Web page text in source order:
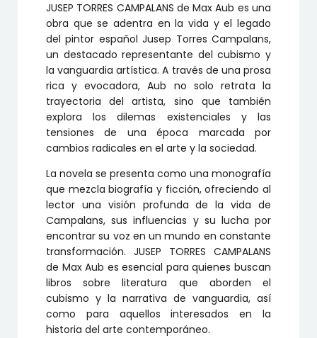
JUSEP TORRES CAMPALANS de Max Aub es una
obra que se adentra en la vida y el legado
del pintor español Jusep Torres Campalans,
un destacado representante del cubismo y
la vanguardia artística. A través de una prosa
rica y evocadora, Aub no solo retrata la
trayectoria del artista, sino que también
explora los dilemas existenciales y las
tensiones de una época marcada por
cambios radicales en el arte y la sociedad.
La novela se presenta como una monografía
que mezcla biografía y ficción, ofreciendo al
lector una visión profunda de la vida de
Campalans, sus influencias y su lucha por
encontrar su voz en un mundo en constante
transformación. JUSEP TORRES CAMPALANS
de Max Aub es esencial para quienes buscan
libros sobre literatura que aborden el
cubismo y la narrativa de vanguardia, así
como para aquellos interesados en la
historia del arte contemporáneo.